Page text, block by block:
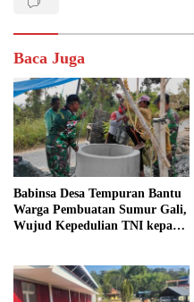
Baca Juga
Babinsa Desa Tempuran Bantu
Warga Pembuatan Sumur Gali,
Wujud Kepedulian TNI kepada